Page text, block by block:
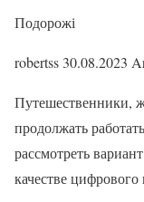
Подорожі
robertss 30.08.2023
Путешественники,
продолжать
рассмотреть
качестве цифрового